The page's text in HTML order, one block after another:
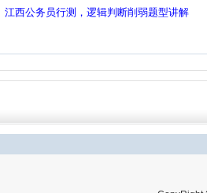
江西公务员行测，逻辑判断削弱题型讲解